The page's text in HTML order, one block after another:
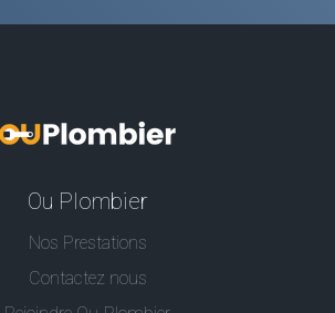
Ou Plombier
Nos Prestations
Contactez nous